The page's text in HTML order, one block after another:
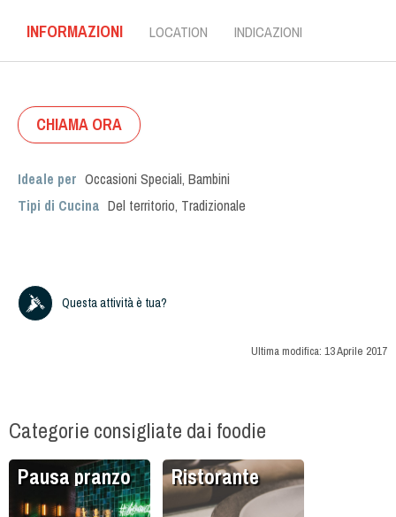
INFORMAZIONI LOCATION INDICAZIONI
CHIAMA ORA
Ideale per Occasioni Speciali, Bambini
Tipi di Cucina Del territorio, Tradizionale
Questa attività è tua?
Ultima modifica: 13 Aprile 2017
Categorie consigliate dai foodie
Pausa pranzo Ristorante